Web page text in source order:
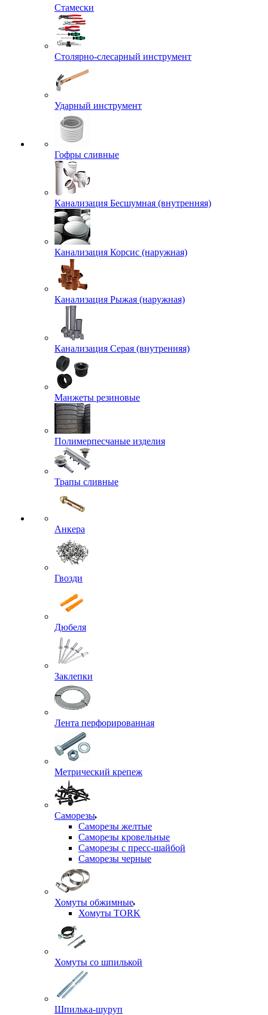
Стамески
Столярно-слесарный инструмент
Ударный инструмент
Гофры сливные
Канализация Бесшумная (внутренняя)
Канализация Корсис (наружная)
Канализация Рыжая (наружная)
Канализация Серая (внутренняя)
Манжеты резиновые
Полимерпесчаные изделия
Трапы сливные
Анкера
Гвозди
Дюбеля
Заклепки
Лента перфорированная
Метрический крепеж
Саморезы
Саморезы желтые
Саморезы кровельные
Саморезы с пресс-шайбой
Саморезы черные
Хомуты обжимные
Хомуты TORK
Хомуты со шпилькой
Шпилька-шуруп